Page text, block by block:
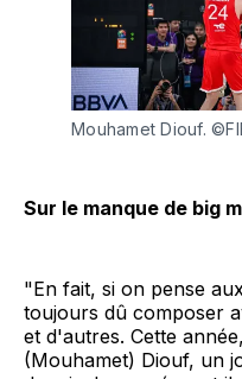
Mouhamet Diouf.
Sur le manque de big
"En fait, si on pense
toujours dû composer
et d'autres. Cette
(Mouhamet) Diouf, un